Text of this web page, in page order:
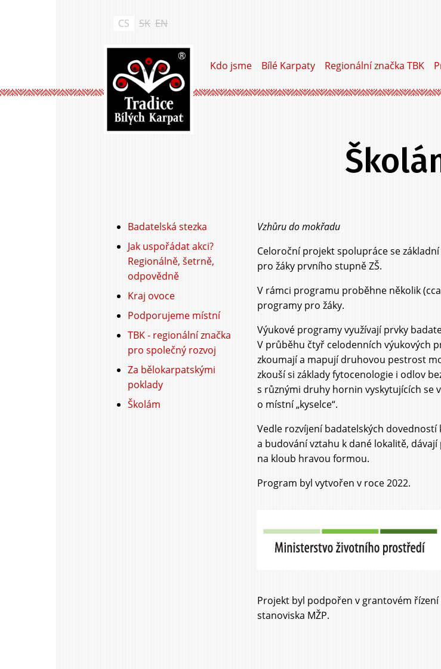
Tradice Bílých Karpat Kdo jsme Bílé Karpaty Regionální značka TBK
CS SK EN
záložky
Vzhůru do mokřadu
Celoroční projekt spolupráce se
pro žáky prvního stupně ZŠ.
V rámci programu proběhne několik
programy pro žáky.
Výukové programy využívají prvky
V průběhu čtyř celodenních výukových
zkoumají a mapují druhovou pestrost
zkouší si základy fytocenologie i odlov
s různými druhy hornin vyskytujících se
o místní „kyselce“.
Vedle rozvíjení badatelských
a budování vztahu k dané lokalitě,
na kloub hravou formou.
Program byl vytvořen v roce 2022.
Projekt byl podpořen v grantovém
stanoviska MŽP.
Badatelská stezka
Jak uspořádat akci?
Regionálně, šetrně,
odpovědně
Kraj ovoce
Podporujeme místní
TBK - regionální značka
pro společný rozvoj
Za bělokarpatskými
poklady
Školám